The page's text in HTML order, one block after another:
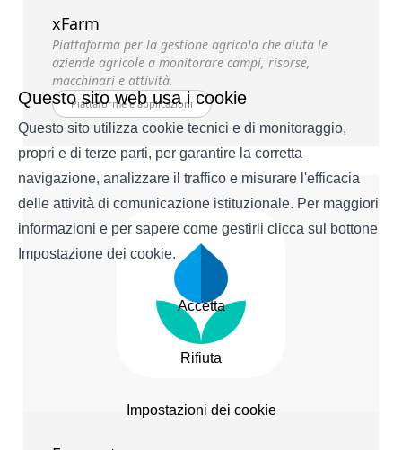
Questo sito web usa i cookie
Questo sito utilizza cookie tecnici e di monitoraggio,
propri e di terze parti, per garantire la corretta
navigazione, analizzare il traffico e misurare l'efficacia
delle attività di comunicazione istituzionale. Per maggiori
informazioni e per sapere come gestirli clicca sul bottone
Impostazione dei cookie.
Accetta
Rifiuta
Impostazioni dei cookie
xFarm
Piattaforma per la gestione agricola che aiuta le
aziende agricole a monitorare campi, risorse,
macchinari e attività.
Piattaforme e applicazioni